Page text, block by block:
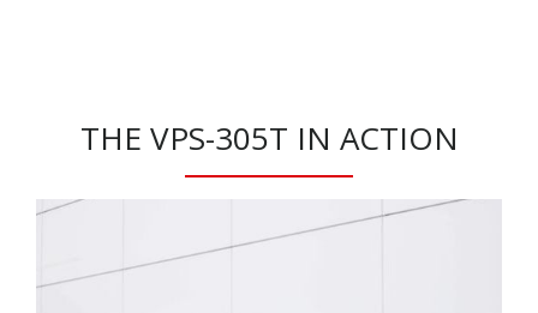
THE VPS-305T IN ACTION